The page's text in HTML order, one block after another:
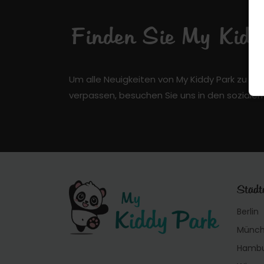
Finden Sie My
Um alle Neuigkeiten von My Kiddy Park zu
verpassen, besuchen Sie uns in den
Berlin